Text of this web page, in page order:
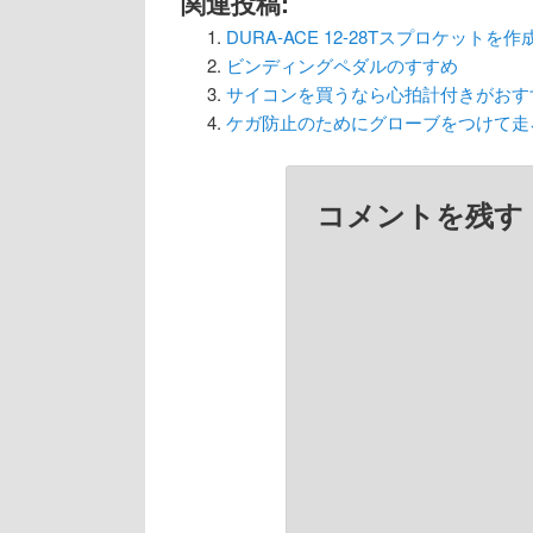
DURA-ACE 12-28Tスプロケットを作
ビンディングペダルのすすめ
サイコンを買うなら心拍計付きがお
ケガ防止のためにグローブをつけて走
コメントを残す